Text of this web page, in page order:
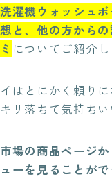
濯機ウォッシュボ
と、他の方から
についてご紹介し
はとにかく頼り
リ落ちて気持ちい
場の商品ページ
ーを見ることが